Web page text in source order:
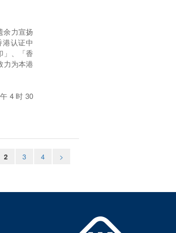
余力宣扬
认证中
」、「香
力为本港
4 时 30
2 3 4 >